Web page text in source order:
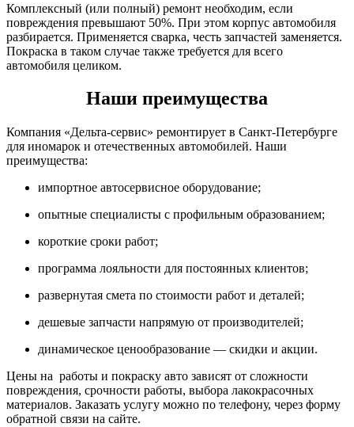
Комплексный (или полный) ремонт необходим, если
повреждения превышают 50%. При этом корпус автомобиля
разбирается. Применяется сварка, честь запчастей заменяется.
Покраска в таком случае также требуется для всего
автомобиля целиком.
Наши преимущества
Компания «Дельта-сервис» ремонтирует в Санкт-Петербурге
для иномарок и отечественных автомобилей. Наши
преимущества:
импортное автосервисное оборудование;
опытные специалисты с профильным образованием;
короткие сроки работ;
программа лояльности для постоянных клиентов;
развернутая смета по стоимости работ и деталей;
дешевые запчасти напрямую от производителей;
динамическое ценообразование — скидки и акции.
Цены на работы и покраску авто зависят от сложности
повреждения, срочности работы, выбора лакокрасочных
материалов. Заказать услугу можно по телефону, через форму
обратной связи на сайте.